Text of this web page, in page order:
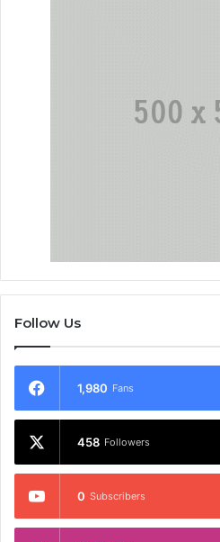
Follow Us
1,980 Fans
458 Followers
0 Subscribers